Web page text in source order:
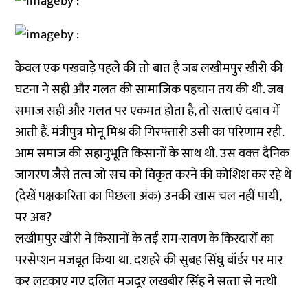
केवल एक पखवाड़े पहले की तो बात है जब लखीमपुर खीरी की
घटना ने सही और गलत की सामाजिक पहचान तय की थी. जब
समाज सही और गलत पर एकमत होता है, तो सत्‍ताएं दबाव में
आती हैं. मंत्रीपुत्र मोनू मिश्र की गिरफ्तारी उसी का परिणाम रही.
आम समाज की सहानुभूति किसानों के साथ थी. उस वक्‍त दैनिक
जागरण जैसे तत्‍व जो सच को विकृत करने की कोशिश कर रहे थे
(देखेंपक्षकारिता का पिछला अंक) उनकी खास चल नहीं पायी,
पर अब?
लखीमपुर खीरी ने किसानों के तईं राम-रावण के किरदारों का
परसेप्‍शन मजबूत किया था. दशहरे की सुबह सिंघु बॉर्डर पर मार
कर लटकाए गए दलित मजदूर लखबीर सिंह ने सत्‍ता से नत्‍थी